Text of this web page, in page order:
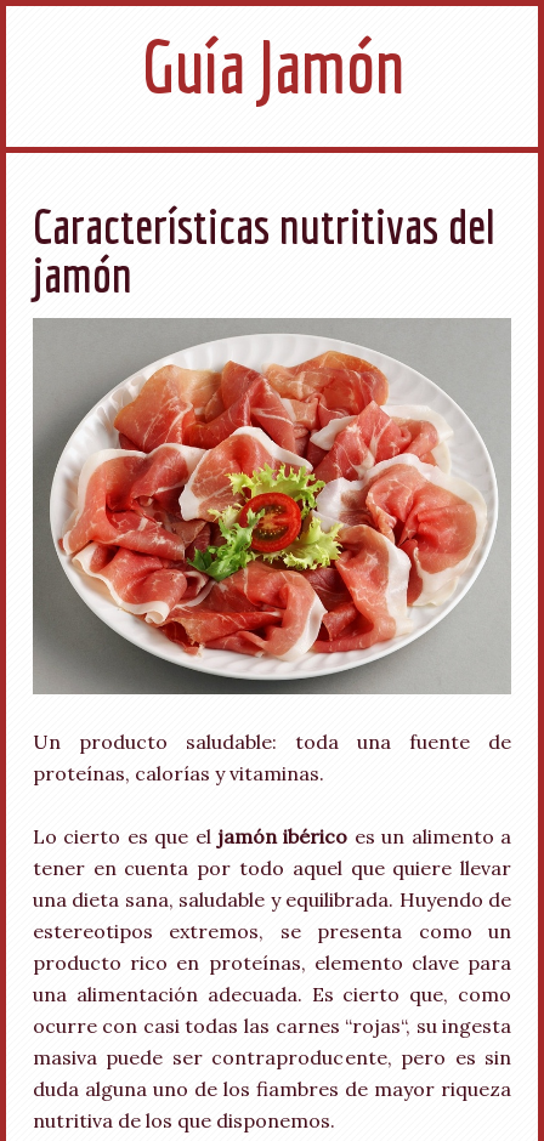
Guía Jamón
Características nutritivas del
jamón
Un producto saludable: toda una fuente de
proteínas, calorías y vitaminas.
Lo cierto es que el jamón ibérico es un alimento a
tener en cuenta por todo aquel que quiere llevar
una dieta sana, saludable y equilibrada. Huyendo de
estereotipos extremos, se presenta como un
producto rico en proteínas, elemento clave para
una alimentación adecuada. Es cierto que, como
ocurre con casi todas las carnes “rojas“, su ingesta
masiva puede ser contraproducente, pero es sin
duda alguna uno de los fiambres de mayor riqueza
nutritiva de los que disponemos.